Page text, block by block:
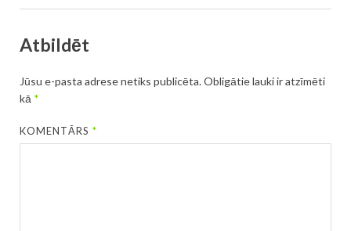
Atbildēt
Jūsu e-pasta adrese netiks publicēta.Obligātie lauki ir atzīmēti
kā *
KOMENTĀRS*